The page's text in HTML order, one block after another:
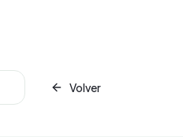
Volver